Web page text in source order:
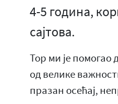
4-5 година,
сајтова.
Тор ми је помогао
од велике
празан осећај,